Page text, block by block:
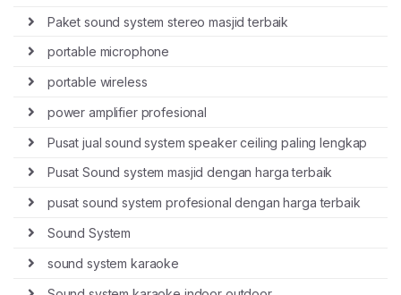
Paket sound system stereo masjid terbaik
portable microphone
portable wireless
power amplifier profesional
Pusat jual sound system speaker ceiling paling lengkap
Pusat Sound system masjid dengan harga terbaik
pusat sound system profesional dengan harga terbaik
Sound System
sound system karaoke